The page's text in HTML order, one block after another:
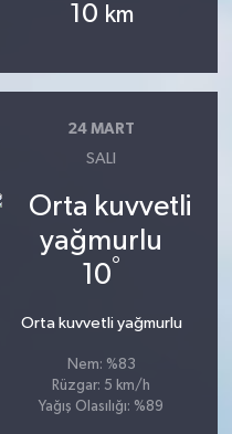
10 km
24 MART
SALI
10°
Orta kuvvetli yağmurlu
Nem: %83
Rüzgar: 5 km/h
Yağış Olasılığı: %89